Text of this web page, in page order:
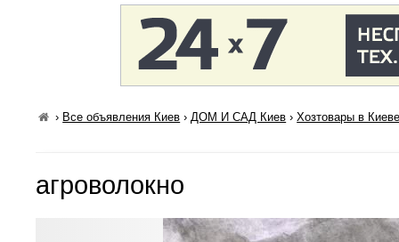
› Все объявления Киев ›ДОМ И САД Киев ›Хозтовары в
агроволокно